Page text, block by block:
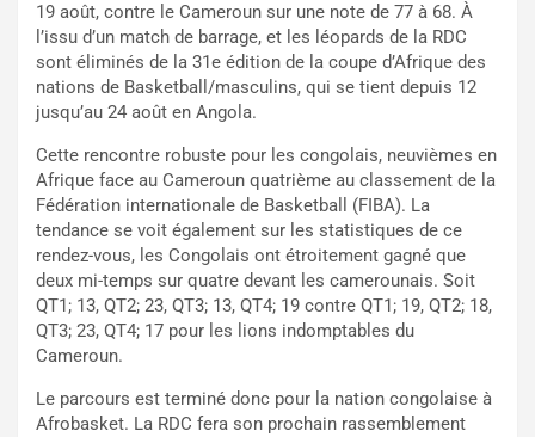
19 août, contre le Cameroun sur une note de 77 à 68. À
l’issu d’un match de barrage, et les léopards de la RDC
sont éliminés de la 31e édition de la coupe d’Afrique des
nations de Basketball/masculins, qui se tient depuis 12
jusqu’au 24 août en Angola.
Cette rencontre robuste pour les congolais, neuvièmes en
Afrique face au Cameroun quatrième au classement de la
Fédération internationale de Basketball (FIBA). La
tendance se voit également sur les statistiques de ce
rendez-vous, les Congolais ont étroitement gagné que
deux mi-temps sur quatre devant les camerounais. Soit
QT1; 13, QT2; 23, QT3; 13, QT4; 19 contre QT1; 19, QT2; 18,
QT3; 23, QT4; 17 pour les lions indomptables du
Cameroun.
Le parcours est terminé donc pour la nation congolaise à
Afrobasket. La RDC fera son prochain rassemblement